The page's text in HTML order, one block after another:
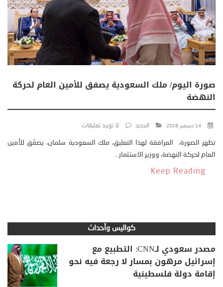
صورة اليوم/ ملك السعودية يصفق للأمين العام لحركة
النهضة
14 ديسمبر، 2018 الجديد لا توجد تعليقات
تظهر الصورة، المرافقة لهذا التعليق، ملك السعودية سلمان، يصفّق للأمين
العام لحركة النهضة، ووزير الاستثمار...
Keep Reading
كواليس وأحداث
مصدر سعودي لـCNN: التطبيع مع
إسرائيل مرهون بمسار لا رجعة فيه نحو
إقامة دولة فلسطينية